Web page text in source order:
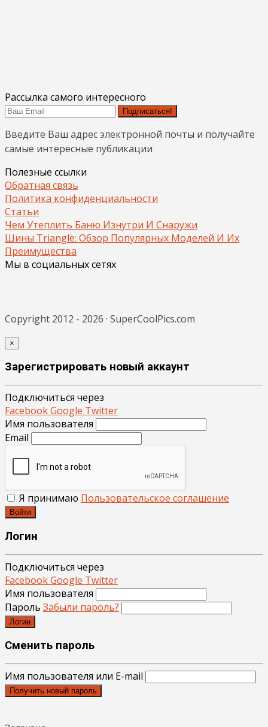
Рассылка самого интересного
Подписаться!
Введите Ваш адрес электронной почты и получайте
самые интересные публикации
Полезные ссылки
Обратная связь
Политика конфиденциальности
Статьи
Чем Утеплить Баню Изнутри И Снаружи
Шины Triangle: Обзор Популярных Моделей И Их
Преимущества
Мы в социальных сетях
Copyright 2012 - 2026 · SuperCoolPics.com
×
Зарегистрировать новый аккаунт
Подключиться через
FacebookGoogle Twitter
Имя пользователя
Email
Я принимаю Пользовательское соглашение
Войти
Логин
Подключиться через
FacebookGoogle Twitter
Имя пользователя
Пароль Забыли пароль?
Логин
Сменить пароль
Имя пользователя или E-mail
Получить новый пароль